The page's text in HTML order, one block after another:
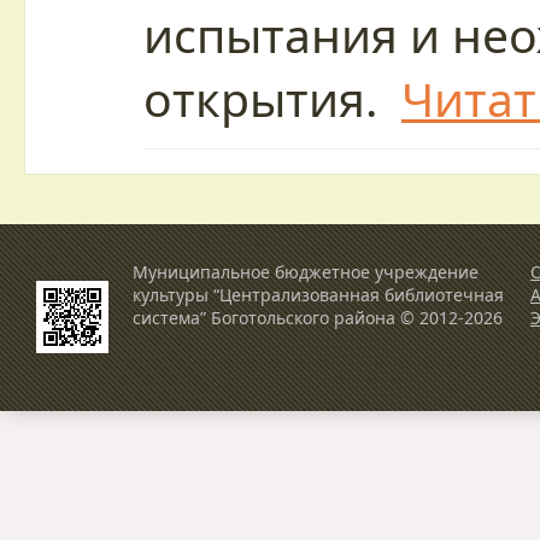
испытания и
открытия.
Муниципальное бюджетное учреждение
культуры “Централизованная библиотечная
система” Боготольского района © 2012-2026